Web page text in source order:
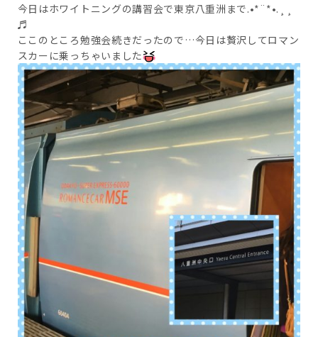
今日はホワイトニングの講習会で東京八重洲まで.•*¨*•.¸¸
♬
ここのところ勉強会続きだったので…今日は贅沢してロマン
スカーに乗っちゃいました